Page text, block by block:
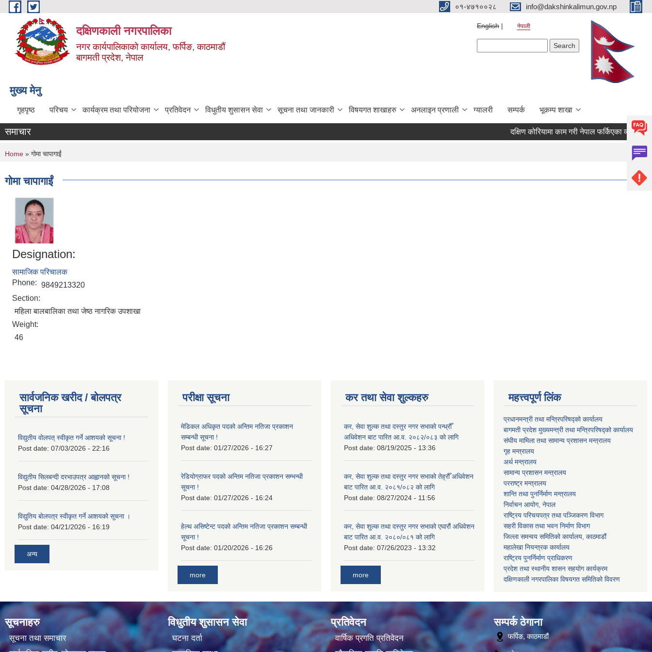
Skip to main content ०१-४७१००२८ info@dakshinkalimun.gov.np
दक्षिणकाली नगरपालिका
नगर कार्यपालिकाको कार्यालय, फर्पिङ, काठमाडौं
बागमती प्रदेश, नेपाल
English नेपाली
मुख्य मेनु
गृहपृष्ठ परिचय कार्यक्रम तथा परियोजना प्रतिवेदन विधुतीय शुसासन सेवा सूचना तथा जानकारी विषयगत शाखाहरु अनलाइन प्रणाली ग्यालरी सम्पर्क भूकम्प शाखा
समाचार दक्षिण कोरियामा काम गरी नेपाल फर्किएका
You are here
Home » गोमा चापागाईं
गोमा चापागाईं
Designation:
सामाजिक परिचालक
Phone: 9849213320
Section:
महिला बालबालिका तथा जेष्ठ नागरिक उपशाखा
Weight:
46
सार्वजनिक खरीद / बोलपत्र
सूचना
विद्युतीय वोलपत् स्वीकृत गर्ने आशयको सूचना !
Post date: 07/03/2026 - 22:16
विद्युतीय सिलबन्दी दरभाउपत्र आह्वानको सूचना !
Post date: 04/28/2026 - 17:08
विद्युतिय बोलपत्र स्वीकृत गर्ने आशयको सूचना ।
Post date: 04/21/2026 - 16:19
अन्य
परीक्षा सूचना
मेडिकल अधिकृत पदको अन्तिम नतिजा प्रकाशन
सम्बन्धी सूचना !
Post date: 01/27/2026 - 16:27
रेडियोग्राफर पदको अन्तिम नतिजा प्रकाशन सम्भन्धी
सूचना !
Post date: 01/27/2026 - 16:24
हेल्थ असिष्टेन्ट पदको अन्तिम नतिजा प्रकाशन सम्बन्धी
सूचना !
Post date: 01/20/2026 - 16:26
more
कर तथा सेवा शुल्कहरु
कर, सेवा शुल्क तथा दस्तुर नगर सभाको पन्ध्रौँ
अधिवेशन बाट पारित आ.व. २०८२/०८३ को लागि
Post date: 08/19/2025 - 13:36
कर, सेवा शुल्क तथा दस्तुर नगर सभाको तेह्रौँ अधिवेशन
बाट पारित आ.व. २०८१/०८२ को लागि
Post date: 08/27/2024 - 11:56
कर, सेवा शुल्क तथा दस्तुर नगर सभाको एघारौं अधिवेशन
बाट पारित आ.व. २०८०/०८१ को लागि
Post date: 07/26/2023 - 13:32
more
महत्त्वपूर्ण लिंक
प्रधानमन्त्री तथा मन्त्रिपरिषद्को कार्यालय
बागमती प्रदेश मुख्यमन्त्री तथा मन्त्रिपरिषद्को कार्यालय
संघीय मामिला तथा सामान्य प्रशासन मन्त्रालय
गृह मन्त्रालय
अर्थ मन्त्रालय
सामान्य प्रशासन मन्त्रालय
परराष्ट्र मन्त्रालय
शान्ति तथा पुनर्निर्माण मन्त्रालय
निर्वाचन आयोग, नेपाल
राष्ट्रिय परिचयपत्र तथा पञ्जिकरण विभाग
सहरी विकास तथा भवन निर्माण विभाग
जिल्ला समन्वय समितिको कार्यालय, काठमाडौं
महालेखा नियन्त्रक कार्यालय
राष्ट्रिय पुनर्निर्माण प्राधिकरण
प्रदेश तथा स्थानीय शासन सहयोग कार्यक्रम
दक्षिणकाली नगरपालिका विषयगत समितिको विवरण
सूचनाहरु
सूचना तथा समाचार
विधुतीय शुसासन सेवा
घटना दर्ता
प्रतिवेदन
वार्षिक प्रगति प्रतिवेदन
सम्पर्क ठेगाना
फर्पिङ, काठमाडौं